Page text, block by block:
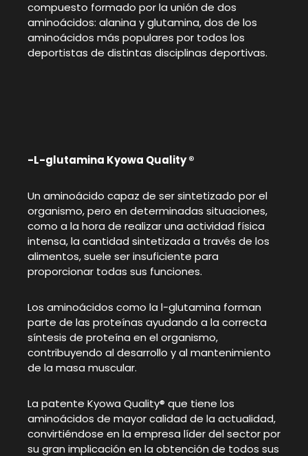
compuesto formado por la unión de dos
aminoácidos: alanina y glutamina, dos de los
aminoácidos más populares por todos los
deportistas de distintas disciplinas deportivas.
-L-glutamina Kyowa Quality ®
Un aminoácido capaz de ser sintetizado por el
organismo, pero en determinadas situaciones,
como a la hora de realizar una actividad física
intensa, la cantidad sintetizada a través de los
alimentos, suele ser insuficiente para
proporcionar todas sus funciones.
Los aminoácidos como la l-glutamina forman
parte de las proteínas ayudando a la correcta
síntesis de proteína en el organismo,
contribuyendo al desarrollo y al mantenimiento
de la masa muscular.
La patente Kyowa Quality® que tiene los
aminoácidos de mayor calidad de la actualidad,
convirtiéndose en la empresa líder del sector por
su gran implicación en la obtención de todos sus